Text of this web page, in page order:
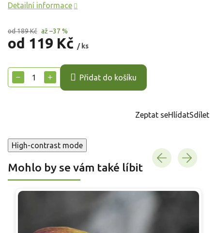
od 189 Kč až –37 %
od 119 Kč / ks
cena:
+
− Přidat do košíku
Detailní informace
Zeptat seHlídatSdílet
High-contrast mode
Mohlo by se vám také líbit